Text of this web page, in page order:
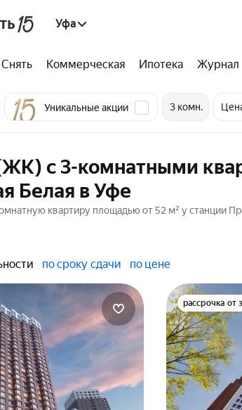
Уфа
Снять Коммерческая Ипотека Журнал
Уникальные акции 3 комн.
с 3-комнатными
Белая в Уфе
квартиру площадью от 52 м² у станции
по сроку сдачи по цене
рассрочка от